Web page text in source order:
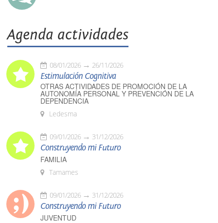
Agenda actividades
08/01/2026 26/11/2026
Estimulación Cognitiva
OTRAS ACTIVIDADES DE PROMOCIÓN DE LA
AUTONOMÍA PERSONAL Y PREVENCIÓN DE LA
DEPENDENCIA
Ledesma
09/01/2026 31/12/2026
Construyendo mi Futuro
FAMILIA
Tamames
09/01/2026 31/12/2026
Construyendo mi Futuro
JUVENTUD